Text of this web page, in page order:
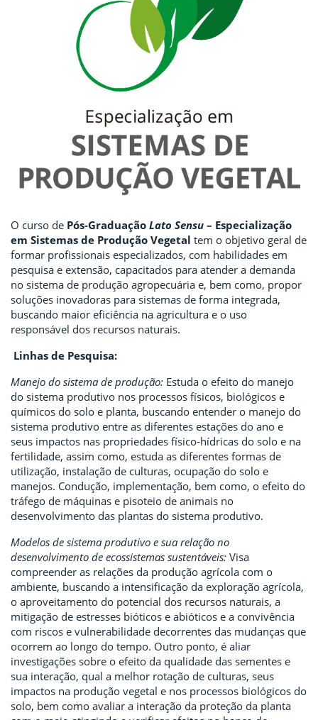
O curso de Pós-Graduação Lato Sensu – Especialização
em Sistemas de Produção Vegetal tem o objetivo geral de
formar profissionais especializados, com habilidades em
pesquisa e extensão, capacitados para atender a demanda
no sistema de produção agropecuária e, bem como, propor
soluções inovadoras para sistemas de forma integrada,
buscando maior eficiência na agricultura e o uso
responsável dos recursos naturais.
Linhas de Pesquisa:
Manejo do sistema de produção: Estuda o efeito do manejo
do sistema produtivo nos processos físicos, biológicos e
químicos do solo e planta, buscando entender o manejo do
sistema produtivo entre as diferentes estações do ano e
seus impactos nas propriedades físico-hídricas do solo e na
fertilidade, assim como, estuda as diferentes formas de
utilização, instalação de culturas, ocupação do solo e
manejos. Condução, implementação, bem como, o efeito do
tráfego de máquinas e pisoteio de animais no
desenvolvimento das plantas do sistema produtivo.
Modelos de sistema produtivo e sua relação no
desenvolvimento de ecossistemas sustentáveis: Visa
compreender as relações da produção agrícola com o
ambiente, buscando a intensificação da exploração agrícola,
o aproveitamento do potencial dos recursos naturais, a
mitigação de estresses bióticos e abióticos e a convivência
com riscos e vulnerabilidade decorrentes das mudanças que
ocorrem ao longo do tempo. Outro ponto, é aliar
investigações sobre o efeito da qualidade das sementes e
sua interação, qual a melhor rotação de culturas, seus
impactos na produção vegetal e nos processos biológicos do
solo, bem como avaliar a interação da proteção da planta